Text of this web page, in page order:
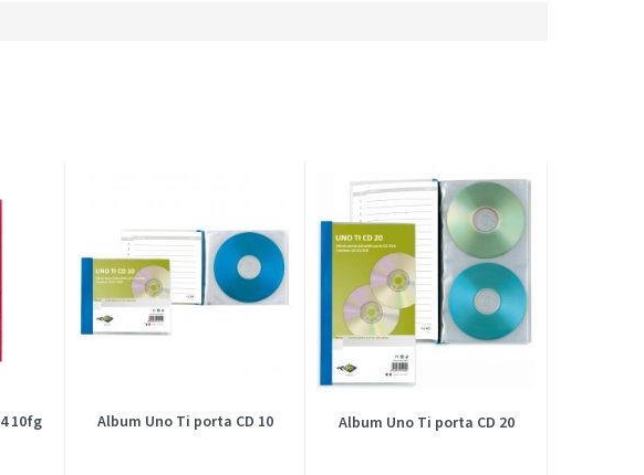
10fg
Album Uno Ti porta CD 10 Album Uno Ti porta CD 20